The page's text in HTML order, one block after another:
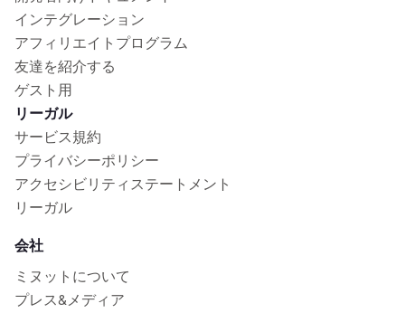
インテグレーション
アフィリエイトプログラム
友達を紹介する
ゲスト用
リーガル
サービス規約
プライバシーポリシー
アクセシビリティステートメント
リーガル
会社
ミヌットについて
プレス&メディア